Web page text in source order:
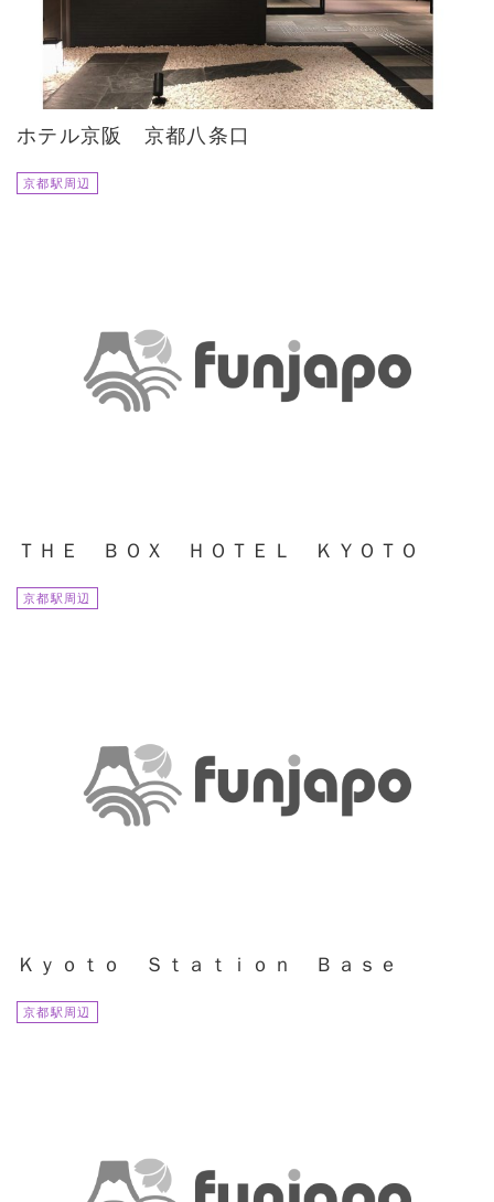
ホテル京阪 京都八条口
京都駅周辺
ＴＨＥ ＢＯＸ ＨＯＴＥＬ ＫＹＯＴＯ
京都駅周辺
Ｋｙｏｔｏ Ｓｔａｔｉｏｎ Ｂａｓｅ
京都駅周辺